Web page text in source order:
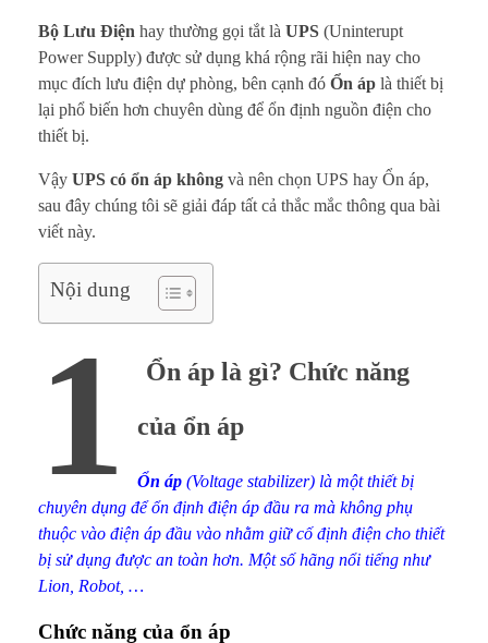
U
P
S
ó
Ổ
n
p
h
ô
n
Bộ Lưu Điện hay thường gọi tắt là UPS (Uninterupt
Power Supply) được sử dụng khá rộng rãi hiện nay cho
mục đích lưu điện dự phòng, bên cạnh đó Ổn áp là thiết bị
lại phổ biến hơn chuyên dùng để ổn định nguồn điện cho
thiết bị.
Vậy UPS có ổn áp không và nên chọn UPS hay Ổn áp,
sau đây chúng tôi sẽ giải đáp tất cả thắc mắc thông qua bài
viết này.
Nội dung
1
Ổn áp là gì? Chức năng
của ổn áp
Ổn áp (Voltage stabilizer) là một thiết bị
chuyên dụng để ổn định điện áp đầu ra mà không phụ
thuộc vào điện áp đầu vào nhằm giữ cố định điện cho thiết
bị sử dụng được an toàn hơn. Một số hãng nổi tiếng như
Lion, Robot, …
Chức năng của ổn áp